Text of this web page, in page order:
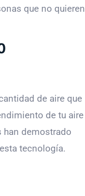
que no quieren
de aire que
de tu aire
han demostrado
tecnología.